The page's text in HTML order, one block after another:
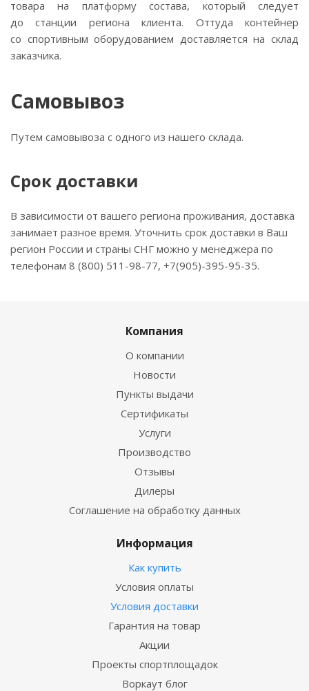
товара на платформу состава, который следует
до станции региона клиента. Оттуда контейнер
со спортивным оборудованием доставляется на склад
заказчика.
Самовывоз
Путем самовывоза с одного из нашего склада.
Срок доставки
В зависимости от вашего региона проживания, доставка
занимает разное время. Уточнить срок доставки в Ваш
регион России и страны СНГ можно у менеджера по
телефонам 8 (800) 511-98-77, +7(905)-395-95-35.
Компания
О компании
Новости
Пункты выдачи
Сертификаты
Услуги
Производство
Отзывы
Дилеры
Соглашение на обработку данных
Информация
Как купить
Условия оплаты
Условия доставки
Гарантия на товар
Акции
Проекты спортплощадок
Воркаут блог